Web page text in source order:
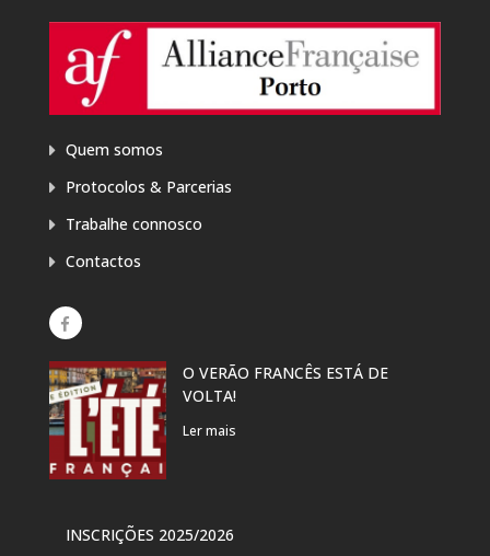
Quem somos
Protocolos & Parcerias
Trabalhe connosco
Contactos
O VERÃO FRANCÊS ESTÁ DE
VOLTA!
Ler mais
INSCRIÇÕES 2025/2026